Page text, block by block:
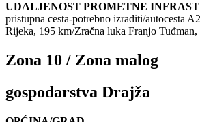
UDALJENOST PROMETNE
pristupna cesta-potrebno izraditi/autocesta
Rijeka, 195 km/Zračna luka Franjo
Zona 10 / Zona malog
gospodarstva Drajža